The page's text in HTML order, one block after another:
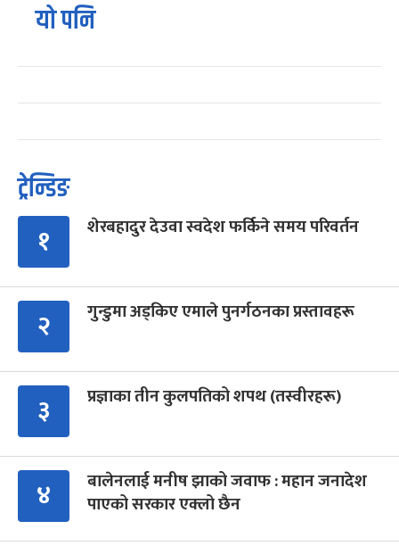
यो पनि
ट्रेन्डिङ
१ शेरबहादुर देउवा स्वदेश फर्किने समय परिवर्तन
२ गुन्डुमा अड्किए एमाले पुनर्गठनका प्रस्तावहरू
३ प्रज्ञाका तीन कुलपतिको शपथ (तस्वीरहरू)
४
बालेनलाई मनीष झाको जवाफ : महान जनादेश
पाएको सरकार एक्लो छैन